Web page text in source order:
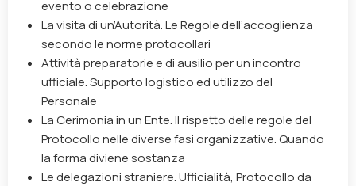
evento o celebrazione
La visita di un’Autorità. Le Regole dell’accoglienza
secondo le norme protocollari
Attività preparatorie e di ausilio per un incontro
ufficiale. Supporto logistico ed utilizzo del
Personale
La Cerimonia in un Ente. Il rispetto delle regole del
Protocollo nelle diverse fasi organizzative. Quando
la forma diviene sostanza
Le delegazioni straniere. Ufficialità, Protocollo da